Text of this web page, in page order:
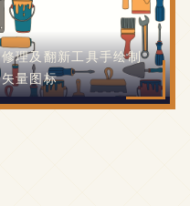
修理及翻新工具手绘制
矢量图标